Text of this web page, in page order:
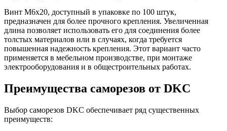
Винт М6х20, доступный в упаковке по 100 штук,
предназначен для более прочного крепления. Увеличенная
длина позволяет использовать его для соединения более
толстых материалов или в случаях, когда требуется
повышенная надежность крепления. Этот вариант часто
применяется в мебельном производстве, при монтаже
электрооборудования и в общестроительных работах.
Преимущества саморезов от DKC
Выбор саморезов DKC обеспечивает ряд существенных
преимуществ: